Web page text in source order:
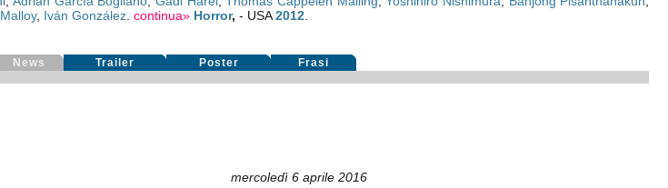
, Iván González .continua» Horror,- USA2012
News Trailer Poster Frasi
mercoledì 6 aprile 2016